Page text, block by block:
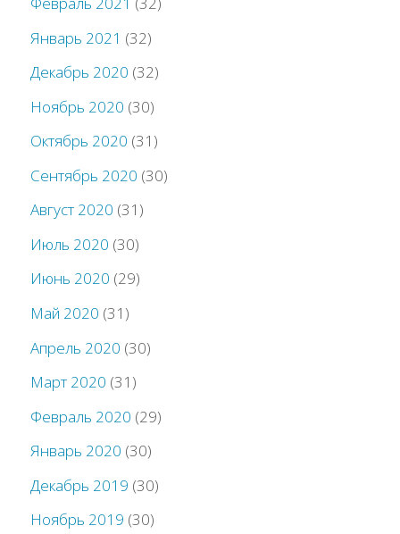
Январь 2021 (32)
Декабрь 2020 (32)
Ноябрь 2020 (30)
Октябрь 2020 (31)
Сентябрь 2020 (30)
Август 2020 (31)
Июль 2020 (30)
Июнь 2020 (29)
Май 2020 (31)
Апрель 2020 (30)
Март 2020 (31)
Февраль 2020 (29)
Январь 2020 (30)
Декабрь 2019 (30)
Ноябрь 2019 (30)